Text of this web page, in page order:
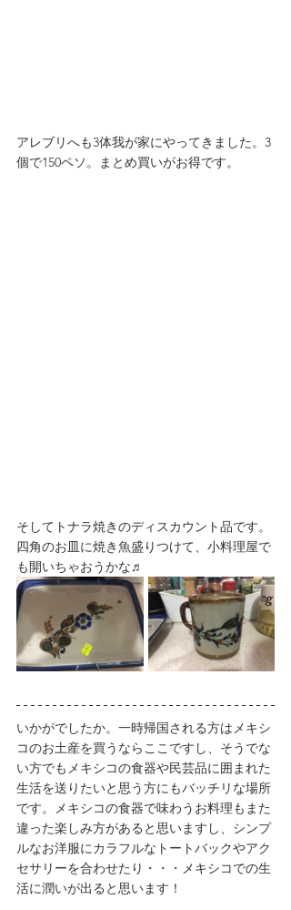
アレブリへも3体我が家にやってきました。3
個で150ペソ。まとめ買いがお得です。
そしてトナラ焼きのディスカウント品です。
四角のお皿に焼き魚盛りつけて、小料理屋で
も開いちゃおうかな♬
いかがでしたか。一時帰国される方はメキシ
コのお土産を買うならここですし、そうでな
い方でもメキシコの食器や民芸品に囲まれた
生活を送りたいと思う方にもバッチリな場所
です。メキシコの食器で味わうお料理もまた
違った楽しみ方があると思いますし、シンプ
ルなお洋服にカラフルなトートバックやアク
セサリーを合わせたり・・・メキシコでの生
活に潤いが出ると思います！